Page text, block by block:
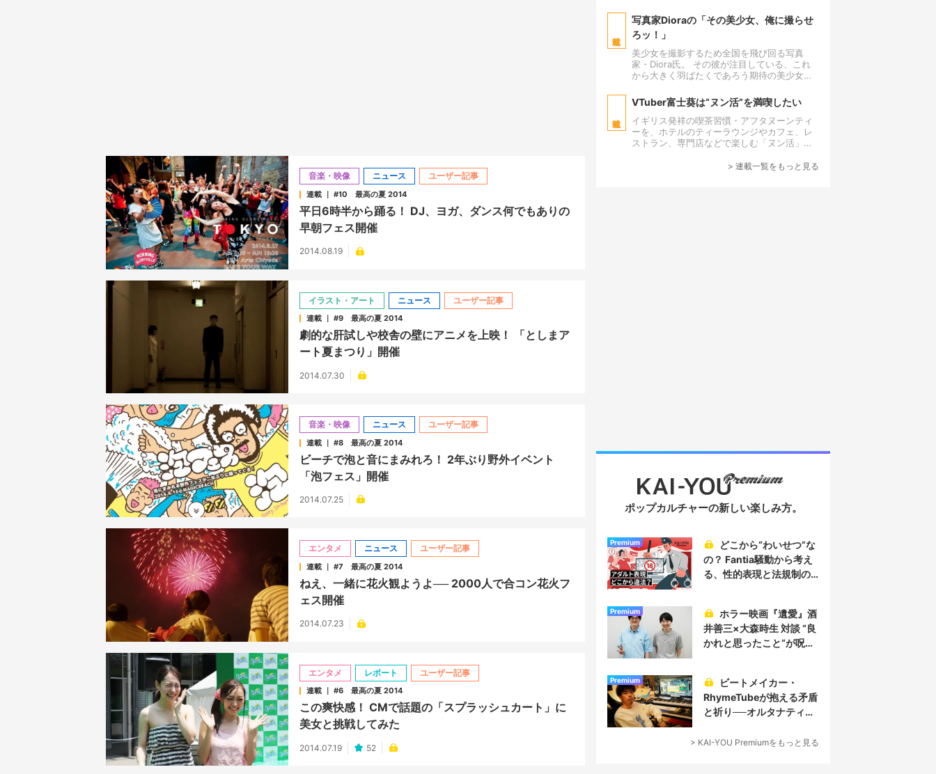
音楽・映像 ニュース ユーザー記事
連載 ｜ #10 最高の夏 2014
平日6時半から踊る！ DJ、ヨガ、ダンス何でもありの
早朝フェス開催
2014.08.19
イラスト・アート ニュース ユーザー記事
連載 ｜ #9 最高の夏 2014
劇的な肝試しや校舎の壁にアニメを上映！ 「としまア
ート夏まつり」開催
2014.07.30
音楽・映像 ニュース ユーザー記事
連載 ｜ #8 最高の夏 2014
ビーチで泡と音にまみれろ！ 2年ぶり野外イベント
「泡フェス」開催
2014.07.25
エンタメ ニュース ユーザー記事
連載 ｜ #7 最高の夏 2014
ねえ、一緒に花火観ようよ── 2000人で合コン花火フ
ェス開催
2014.07.23
エンタメ レポート ユーザー記事
連載 ｜ #6 最高の夏 2014
この爽快感！ CMで話題の「スプラッシュカート」に
美女と挑戦してみた
2014.07.19 52
材を行なったりと、ポップポータルメディア
「KAI-YOU.net」が全力でプッシュするポッ
プなコンテンツです。
写真家Dioraの「その美少女、俺に撮らせ
ろッ！」
美少女を撮影するため全国を飛び回る写真
家・Diora氏。 その彼が注目している、これ
から大きく羽ばたくであろう期待の美少女を
連載ではこれまでに、何人もの美少女を世に
送り出してきた。「やね」さんや「つぶ
ら」さん、「似鳥沙也加」さんといった美少
女は、彼の撮影がきっかけで、広く知られる
までになった実績を誇る。 今日も彼は、まだ
VTuber富士葵は“ヌン活”を満喫したい
イギリス発祥の喫茶習慣・アフタヌーンティ
ーを、ホテルのティーラウンジやカフェ、レ
ストラン、専門店などで楽しむ「ヌン活」。
食べながら、優雅なひとときを過ごす──。 見
> 連載一覧をもっと見る
ポップカルチャーの新しい楽しみ方。
Premium
の？ Fantia騒動から考え
る、性的表現と法規制の
Premium
井善三×大森時生 対談 “良
かれと思ったこと“が呪い
Premium
RhymeTubeが抱える矛盾
と祈り──オルタナティブ
ューサー論
> KAI-YOU Premiumをもっと見る